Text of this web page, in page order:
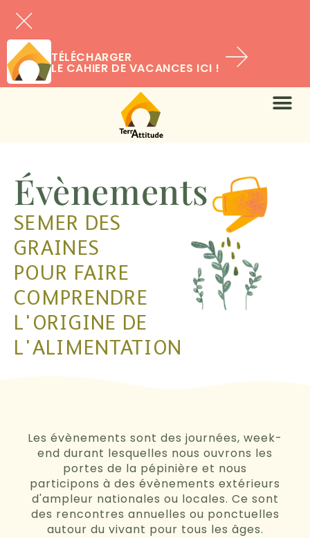
TÉLÉCHARGER
LE CAHIER DE VACANCES ICI !
Évènements
SEMER DES
GRAINES
POUR FAIRE
COMPRENDRE
L'ORIGINE DE
L'ALIMENTATION
Les évènements sont des journées, week-
end durant lesquelles nous ouvrons les
portes de la pépinière et nous
participons à des évènements extérieurs
d'ampleur nationales ou locales. Ce sont
des rencontres annuelles ou ponctuelles
autour du vivant pour tous les âges.